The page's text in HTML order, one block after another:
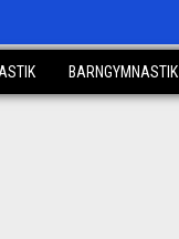
BARNGYMNASTIK